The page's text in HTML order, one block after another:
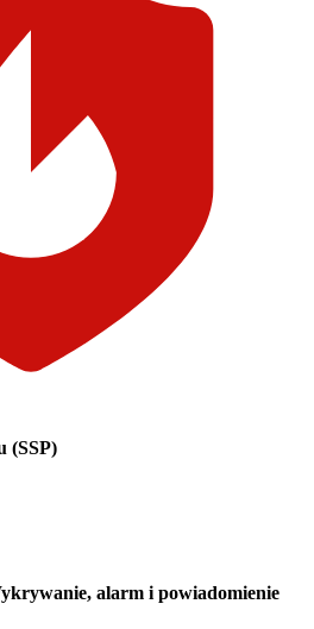
(SSP)
alarm i powiadomienie